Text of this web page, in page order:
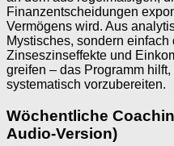
Finanzentscheidungen
Vermögens wird. Aus
Mystisches, sondern einfach
Zinseszinseffekte und
greifen – das Programm
systematisch vorzubereiten.
Wöchentliche
Audio-Version)